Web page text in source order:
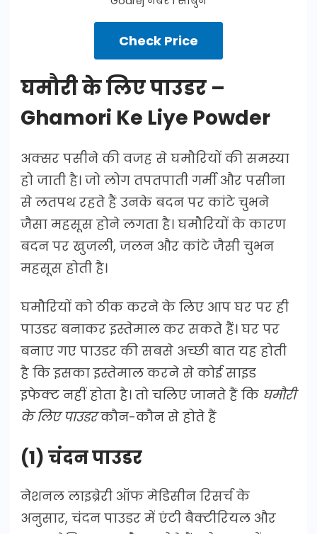
Check Price
घमौरी के लिए पाउडर –
Ghamori Ke Liye Powder
अक्सर पसीने की वजह से घमौरियों की समस्या
हो जाती है। जो लोग तपतपाती गर्मी और पसीना
से लतपथ रहते हैं उनके बदन पर कांटे चुभने
जैसा महसूस होने लगता है। घमौरियों के कारण
बदन पर खुजली, जलन और कांटे जैसी चुभन
महसूस होती है।
घमौरियों को ठीक करने के लिए आप घर पर ही
पाउडर बनाकर इस्तेमाल कर सकते हैं। घर पर
बनाए गए पाउडर की सबसे अच्छी बात यह होती
है कि इसका इस्तेमाल करने से कोई साइड
इफेक्ट नहीं होता है। तो चलिए जानते हैं कि घमौरी
के लिए पाउडरकौन-कौन से होते हैं
(1) चंदन पाउडर
नेशनल लाइब्रेरी ऑफ मेडिसीन रिसर्च के
अनुसार, चंदन पाउडर में एंटी बैक्टीरियल और